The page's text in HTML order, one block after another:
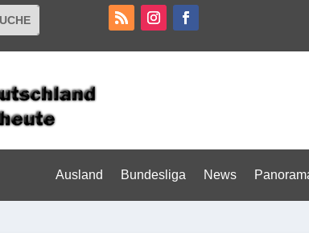
Ausland Bundesliga News